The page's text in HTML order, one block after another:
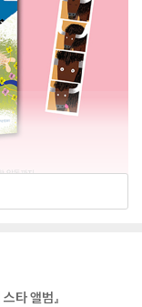
타 앨범』